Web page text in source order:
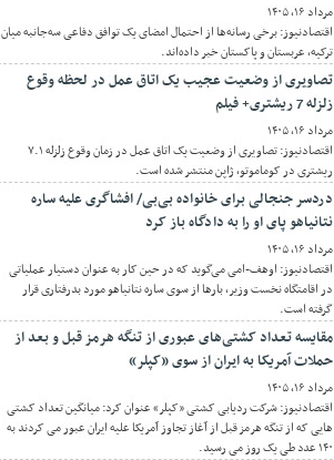
مرداد ۱۶, ۱۴۰۵
اقتصادنیوز: برخی رسانه‌ها از احتمال امضای یک توافق دفاعی سه‌جانبه میان
ترکیه، عربستان و پاکستان خبر داده‌اند.
تصاویری از وضعیت عجیب یک اتاق عمل در لحظه وقوع
زلزله 7 ریشتری+ فیلم
مرداد ۱۶, ۱۴۰۵
اقتصادنیوز: تصاویری از وضعیت یک اتاق عمل در زمان وقوع زلزله ۷.۱
ریشتری در کوماموتو، ژاپن منتشر شده است.
دردسر جنجالی برای خانواده بی‌بی/ افشاگری علیه ساره
نتانیاهو پای او را به دادگاه باز کرد
مرداد ۱۶, ۱۴۰۵
اقتصادنیوز: اوهف-امی می‌گوید که در حین کار به عنوان دستیار عملیاتی
در اقامتگاه نخست وزیر، بارها از سوی ساره نتانیاهو مورد بدرفتاری قرار
گرفته است.
مقایسه تعداد کشتی‌های عبوری از تنگه هرمز قبل و بعد از
حملات آمریکا به ایران از سوی «کپلر»
مرداد ۱۶, ۱۴۰۵
اقتصادنیوز: شرکت ردیابی کشتی «کپلر» عنوان کرد: میانگین تعداد کشتی
هایی که از تنگه هرمز قبل از آغاز تجاوز آمریکا علیه ایران عبور می کردند به
۱۴۰ عدد طی یک روز می رسید.